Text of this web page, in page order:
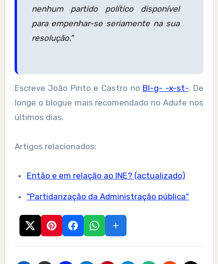
nenhum partido político disponível
para empenhar-se seriamente na sua
resolução."
Escreve João Pinto e Castro no Bl-g- -x-st-. De
longe o blogue mais recomendado no Adufe nos
últimos dias.
Artigos relacionados:
Então e em relação ao INE? (actualizado)
"Partidarização da Administração pública"